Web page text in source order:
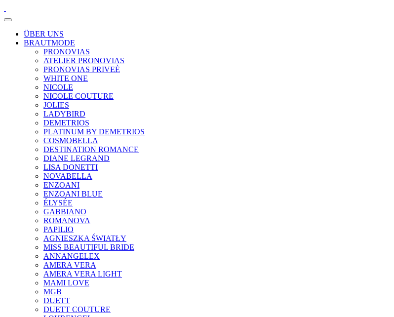
ÜBER UNS
BRAUTMODE
PRONOVIAS
ATELIER PRONOVIAS
PRONOVIAS PRIVEÈ
WHITE ONE
NICOLE
NICOLE COUTURE
JOLIES
LADYBIRD
DEMETRIOS
PLATINUM BY DEMETRIOS
COSMOBELLA
DESTINATION ROMANCE
DIANE LEGRAND
LISA DONETTI
NOVABELLA
ENZOANI
ENZOANI BLUE
ÉLYSÉE
GABBIANO
ROMANOVA
PAPILIO
AGNIESZKA ŚWIATŁY
MISS BEAUTIFUL BRIDE
ANNANGELEX
AMERA VERA
AMERA VERA LIGHT
MAMI LOVE
MGB
DUETT
DUETT COUTURE